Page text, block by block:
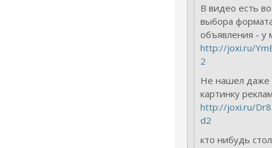
В видео есть
выбора
объявления - у
http://joxi.ru/
2
Не нашел даже
картинку
http://joxi.ru/
d2
кто нибудь